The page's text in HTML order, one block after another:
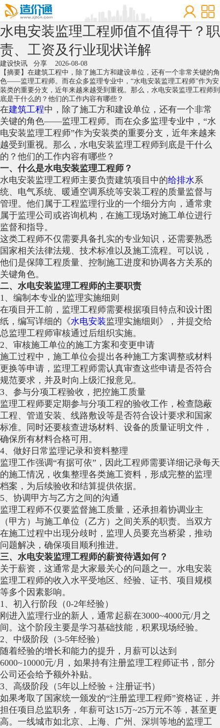
水电安装监理工程师值不值得干？职
责、工资及行业现状详解
建设快讯 分享 2026-08-08
【摘要】在建筑工程中，除了施工方和建设单位，还有一个非常关键的角
色——监理工程师。而在众多监理专业中，“水电安装监理工程师”作为安
装类的重要分支，近年来越来越受到重视。那么，水电安装监理工程师到
底是干什么的？他们的工作内容有哪些？
在建筑工程中，除了施工方和建设单位，还有一个非常
关键的角色——监理工程师。而在众多监理专业中，“水
电安装监理工程师”作为安装类的重要分支，近年来越来
越受到重视。那么，水电安装监理工程师到底是干什么
的？他们的工作内容有哪些？
一、什么是水电安装监理工程师？
水电安装监理工程师主要负责建筑项目中的给排水系
统、电气系统、暖通空调系统等安装工程的质量监督与
管理。他们属于工程监理行业的一个细分方向，通常隶
属于监理公司或咨询机构，在施工现场对施工单位进行
监督和指导。
这类工程师不仅需要具备扎实的专业知识，还需要熟悉
国家相关法律法规、技术标准以及施工流程。可以说，
他们是保障工程质量、控制施工进度和协调各方关系的
关键角色。
二、水电安装监理工程师的主要职责
1、编制本专业的监理实施细则
在项目开工前，监理工程师需要根据项目特点和设计图
纸，编写详细的《水电安装监理实施细则》，并提交给
总监理工程师审核通过后组织实施。
2、审核施工单位的施工方案和变更申请
施工过程中，施工单位会提出各种施工方案调整或材料
更换等申请，监理工程师需认真审查这些申请是否符合
规范要求，并及时向上级汇报意见。
3、参与分项工程验收，把控施工质量
监理工程师要定期参与分项工程的验收工作，检查隐蔽
工程、管道安装、线路敷设等是否符合设计要求和国家
标准。同时还要核查进场材料、设备的质量证明文件，
确保所有材料合格可用。
4、做好日常监理记录和资料整理
监理工作强调“有据可依”，因此工程师需要详细记录每天
的施工情况，收集整理各类施工资料，形成完整的监理
档案，为后续验收和结算提供依据。
5、协调甲方与乙方之间的沟通
监理工程师不仅要监督施工质量，还承担着协调业主
（甲方）与施工单位（乙方）之间关系的职责。当双方
在施工过程中出现分歧时，监理人员要充当桥梁，推动
问题解决，确保项目顺利推进。
三、水电安装监理工程师的薪资待遇如何？
关于薪资，这通常是大家最关心的问题之一。水电安装
监理工程师的收入水平受地区、经验、证书、项目规模
等多个因素影响。
1、初入行阶段（0-2年经验）
刚进入监理行业的新人，通常起薪在3000~4000元/月之
间。这个阶段主要是学习基础技能，积累现场经验。
2、中级阶段（3-5年经验）
随着经验的增长和能力的提升，月薪可以达到
6000~10000元/月，如果持有注册监理工程师证书，部分
公司还会给予额外补贴。
3、高级阶段（5年以上经验 + 注册证书）
如果考取了国家统一颁发的“注册监理工程师”资格证，并
担任项目总监职务，年薪可达15万~25万元不等，甚至更
高。一线城市如北京、上海、广州、深圳等地的监理工